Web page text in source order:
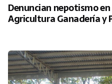
Denuncian nepotismo
Agricultura Ganadería y